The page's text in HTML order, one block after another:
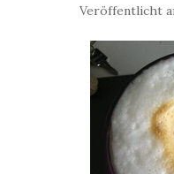
Veröffentlicht